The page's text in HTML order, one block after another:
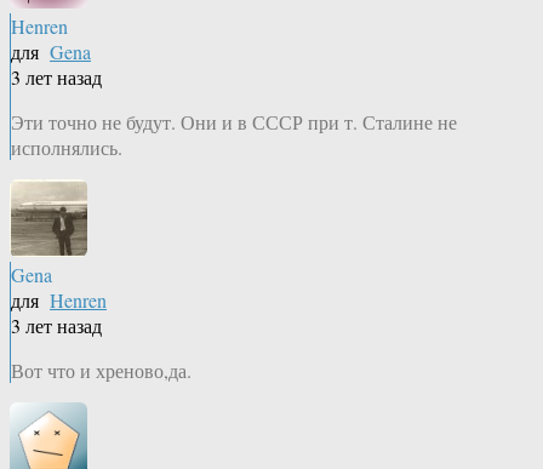
Henren
для Gena
3 лет назад
Эти точно не будут. Они и в СССР при т. Сталине не
исполнялись.
Gena
для Henren
3 лет назад
Вот что и хреново,да.